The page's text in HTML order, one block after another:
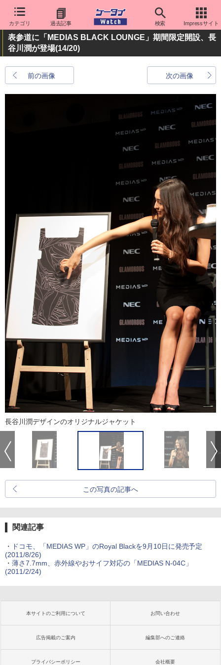
カテゴリ 過去記事 検索 Impressサイト
表参道に「MEDIAS BLACK LOUNGE」期間限定開設、長
谷川潤が登場(14/20)
前の画像 次の画像
長谷川潤デザインのオリジナルジャケット
この写真の記事へ
関連記事
・
ドコモ、「MEDIAS WP」のRoyal Blackを9月10日に発売予定
(2011/8/26)
・ 薄さ7.7mm、赤外線やおサイフ対応の「MEDIAS N-04C」
(2011/2/24)
本サイトのご利用について お問い合わせ
広告掲載のご案内 編集部へのご連絡
プライバシーポリシー 会社概要